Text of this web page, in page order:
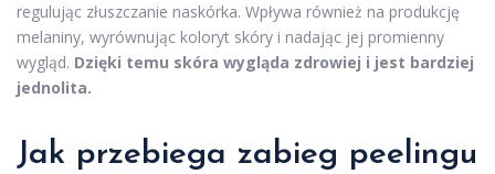
regulując złuszczanie naskórka. Wpływa również na produkcję
melaniny, wyrównując koloryt skóry i nadając jej promienny
wygląd. Dzięki temu skóra wygląda zdrowiej i jest bardziej
jednolita.
Jak przebiega zabieg peelingu